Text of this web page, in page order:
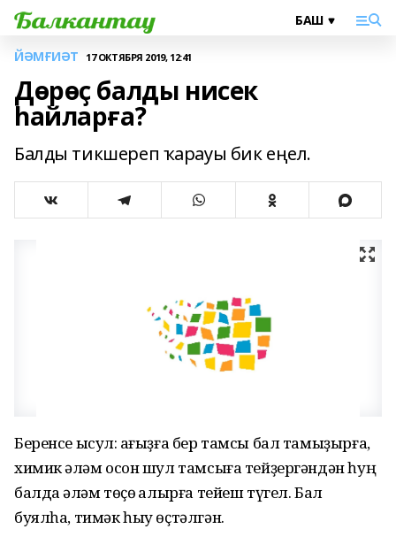
ЙӘМҒИӘТ 17 ОКТЯБРЯ 2019, 12:41
Дөрөҫ балды нисек
һайларға?
Балды тикшереп ҡарауы бик еңел.
Беренсе ысул: ҡағыҙға бер тамсы бал тамыҙырға,
химик ҡәләм осон шул тамсыға тейҙергәндән һуң
балда ҡәләм төҫө ҡалырға тейеш түгел. Бал
буялһа, тимәк һыу өҫтәлгән.